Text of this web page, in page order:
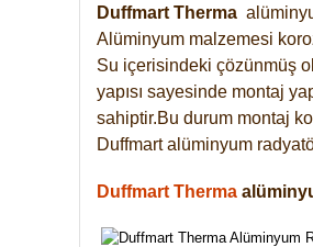
Duffmart Therma
Alüminyum malzemesi
Su içerisindeki çözünmüş
yapısı sayesinde montaj
sahiptir.Bu durum montaj
Duffmart alüminyum
Duffmart Therma